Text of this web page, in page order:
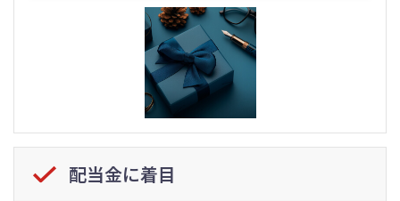
配当金に着目